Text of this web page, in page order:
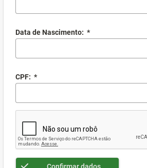
Data de Nascimento: *
CPF: *